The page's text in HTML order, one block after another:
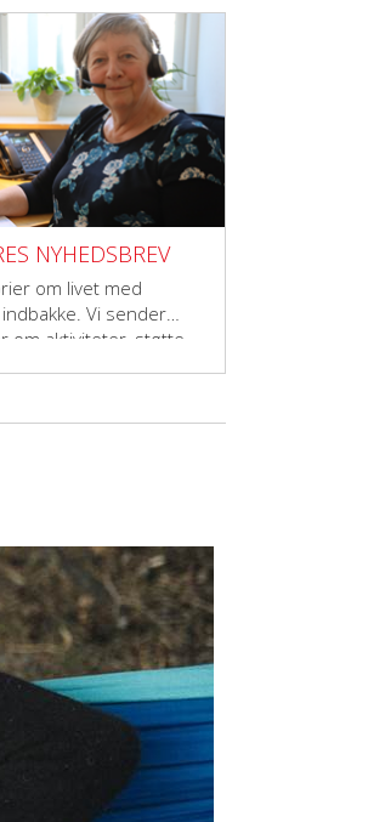
NYHEDSBREV
om livet med
Vi sender
om aktiviteter, støtte,